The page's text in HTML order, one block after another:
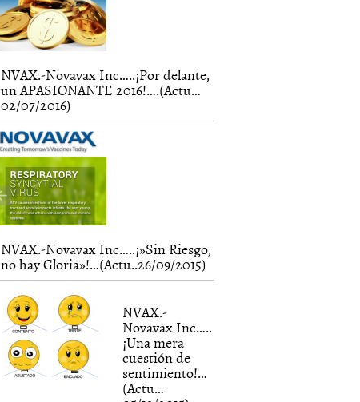
NVAX.-Novavax Inc…..¡Por delante,
un APASIONANTE 2016!….(Actu…
02/07/2016)
NVAX.-Novavax Inc…..¡»Sin Riesgo,
no hay Gloria»!…(Actu..26/09/2015)
NVAX.-
Novavax Inc…..
¡Una mera
cuestión de
sentimiento!…
(Actu…